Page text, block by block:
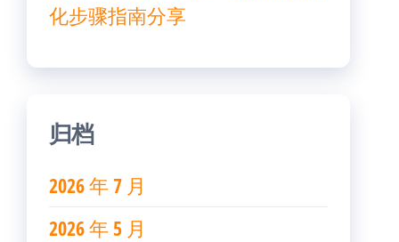
化步骤指南分享
归档
2026 年 7 月
2026 年 5 月